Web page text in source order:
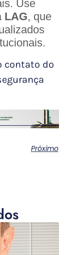
Use
LAG, que
contato do
Próximo